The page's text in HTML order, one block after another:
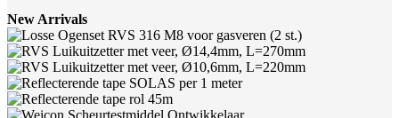
New Arrivals